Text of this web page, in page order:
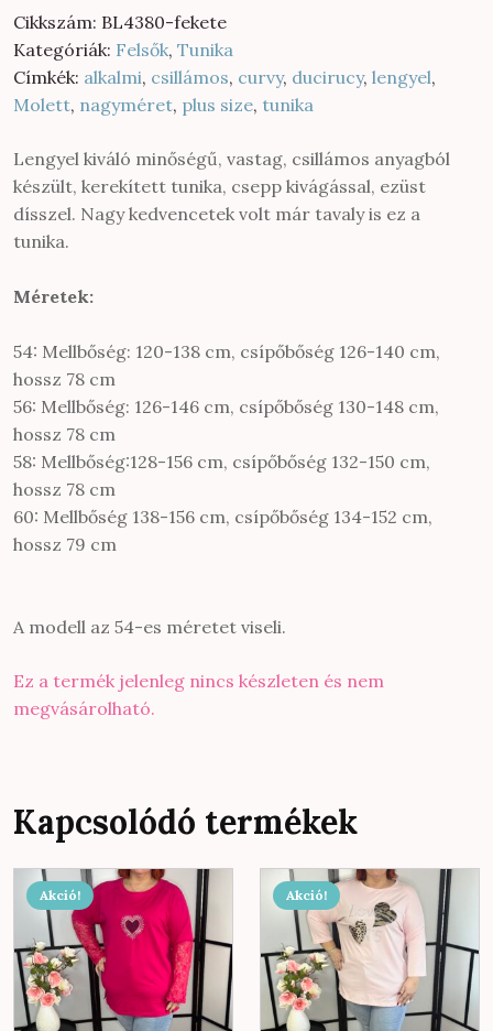
Cikkszám: BL4380-fekete
Kategóriák: Felsők, Tunika
Címkék: alkalmi, csillámos, curvy, ducirucy, lengyel,
Molett, nagyméret, plus size, tunika
Lengyel kiváló minőségű, vastag, csillámos anyagból
készült, kerekített tunika, csepp kivágással, ezüst
dísszel. Nagy kedvencetek volt már tavaly is ez a
tunika.
Méretek:
54: Mellbőség: 120-138 cm, csípőbőség 126-140 cm,
hossz 78 cm
56: Mellbőség: 126-146 cm, csípőbőség 130-148 cm,
hossz 78 cm
58: Mellbőség:128-156 cm, csípőbőség 132-150 cm,
hossz 78 cm
60: Mellbőség 138-156 cm, csípőbőség 134-152 cm,
hossz 79 cm
A modell az 54-es méretet viseli.
Ez a termék jelenleg nincs készleten és nem
megvásárolható.
Kapcsolódó termékek
Akció! Akció!